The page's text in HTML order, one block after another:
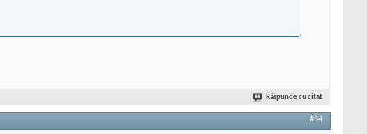
Răspunde cu citat
#34